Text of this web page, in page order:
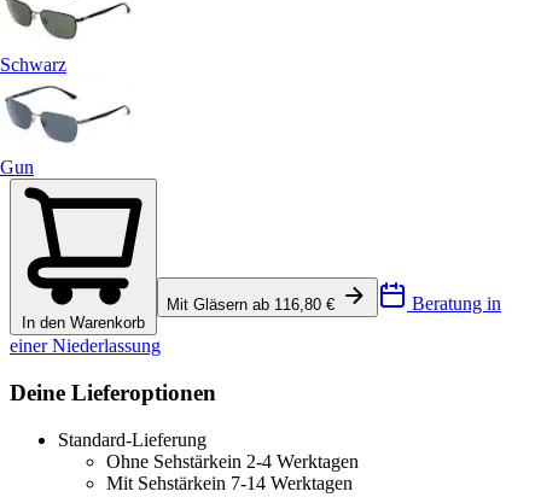
Schwarz
Gun
In den Warenkorb
Mit Gläsern ab 116,80 € Beratung in
einer Niederlassung
Deine Lieferoptionen
Standard-Lieferung
Ohne Sehstärkein 2-4 Werktagen
Mit Sehstärkein 7-14 Werktagen